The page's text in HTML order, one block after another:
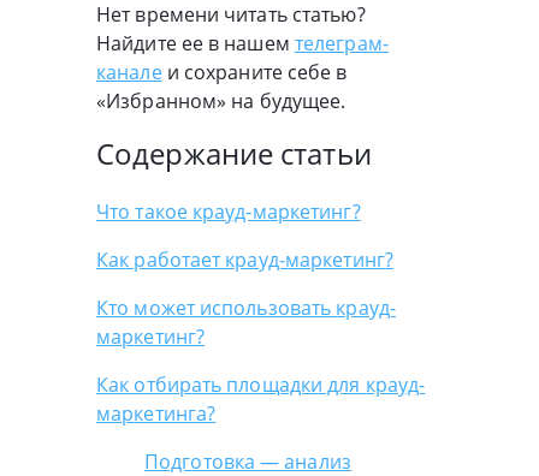
Нет времени читать статью?
Найдите ее в нашем телеграм-
каналеи сохраните себе в
«Избранном» на будущее.
Содержание статьи
Что такое крауд-маркетинг?
Как работает крауд-маркетинг?
Кто может использовать крауд-
маркетинг?
Как отбирать площадки для крауд-
маркетинга?
Подготовка — анализ